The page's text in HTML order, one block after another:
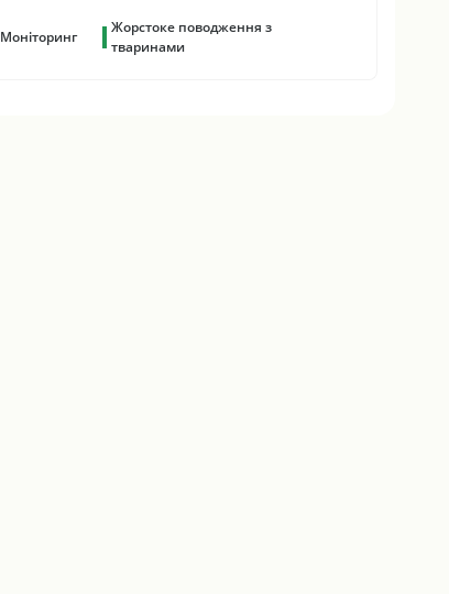
Моніторинг
Жорстоке поводження з
тваринами